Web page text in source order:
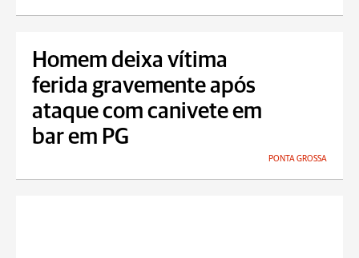
Homem deixa vítima
ferida gravemente após
ataque com canivete em
bar em PG
PONTA GROSSA